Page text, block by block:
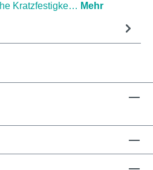
Kratzfestigke… Mehr